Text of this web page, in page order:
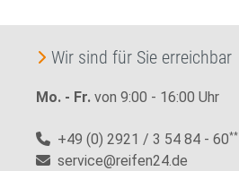
Wir sind für Sie erreichbar
Mo. - Fr. von 9:00 - 16:00 Uhr
+49 (0) 2921 / 3 54 84 - 60**
service@reifen24.de